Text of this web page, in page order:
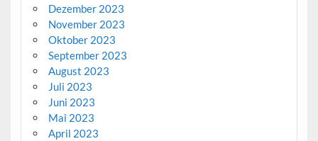
Dezember 2023
November 2023
Oktober 2023
September 2023
August 2023
Juli 2023
Juni 2023
Mai 2023
April 2023